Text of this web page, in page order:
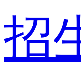
招